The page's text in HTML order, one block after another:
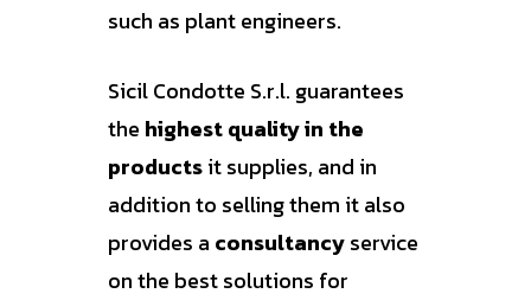
such as plant engineers.
Sicil Condotte S.r.l. guarantees
the highest quality in the
productsit supplies, and in
addition to selling them it also
provides a consultancyservice
on the best solutions for